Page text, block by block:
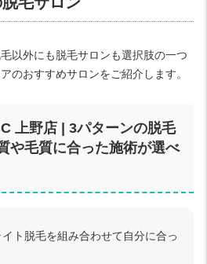
以外にも脱毛サロンも選択肢の一つ
のおすすめサロンをご紹介します。
上野店 | 3パターンの脱毛
や毛質に合った施術が選べ
ト脱毛を組み合わせて自分に合っ